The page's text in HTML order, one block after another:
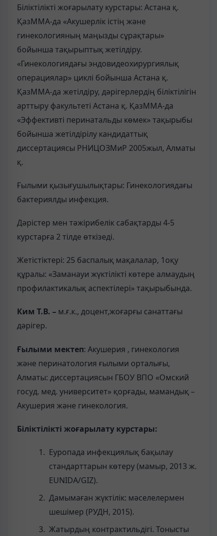
Біліктілікті жоғарылату курстары: Астана қ.
ҚазММА-да «Акушерлік істің және
гинекологияның маңызды сұрақтары»
бойынша тақырыптық жетілдіру.
«Гинекологиядағы эндовидеохирургиялық
операциялар» циклі бойынша Астана қ.
ҚазММА-да жетілдіру, дәрігерлердің біліктілігін
арттыру факультеті Астана қ. ҚазММА-да
«Эффективті перинатальды көмек» тақырыбы
бойынша жетілдірілу кандидаттық
диссертациясы РНИЦОЗМиР 2005жыл, Алматы
қ.
Ғылыми қызығушылықтары: Гинекологиядағы
бактериялды инфекция.
Дәрістер мен тәжірибелік сабақтарды 4-5
курстарға 2 тілде өткізеді.
Жетістіктері: 25 баспалық мақалалар, 1оқу
құралы: «Заманауи жүктілікті көтере алмаудың
профилактикалық аспектілері» тақырыбында.
Ким Т.В. – м.ғ.к., доцент,жоғарғы санаттағы
дәрігер.
Ғылыми мектеп: Акушерия , гинекология
және перинатология ғылыми орталығы,
Алматы: диссертациясын ГБОУ ВПО «Омский
госуд. мед. университет» қорғады, мамандық –
Акушерия және гинекология.
Біліктілікті жоғарылату курстары:
Еуропада инфекциялық бақылау
стандарттарын көтеру (мамыр, 2013 ж.
EUNIDA/GIZ).
Дамымаған жүктілік: мәселелермен
шешімер (РУДН, 2015).
Жатырдың контрактильдігі. Тонысты